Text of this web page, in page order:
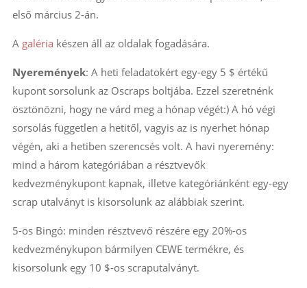
első március 2-án.
A galéria készen áll az oldalak fogadására.
Nyeremények: A heti feladatokért egy-egy 5 $ értékű
kupont sorsolunk az Oscraps boltjába. Ezzel szeretnénk
ösztönözni, hogy ne várd meg a hónap végét:) A hó végi
sorsolás független a hetitől, vagyis az is nyerhet hónap
végén, aki a hetiben szerencsés volt. A havi nyeremény:
mind a három kategóriában a résztvevők
kedvezménykupont kapnak, illetve kategóriánként egy-egy
scrap utalványt is kisorsolunk az alábbiak szerint.
5-ös Bingó: minden résztvevő részére egy 20%-os
kedvezménykupon bármilyen CEWE termékre, és
kisorsolunk egy 10 $-os scraputalványt.